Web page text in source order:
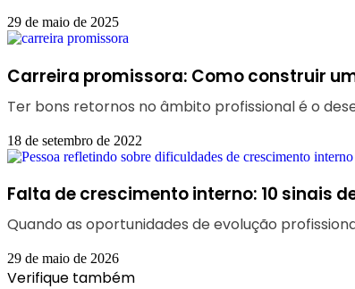
29 de maio de 2025
Carreira promissora: Como construir
Ter bons retornos no âmbito profissional é o
18 de setembro de 2022
Falta de crescimento interno: 10 sinais
Quando as oportunidades de evolução
29 de maio de 2026
Verifique também